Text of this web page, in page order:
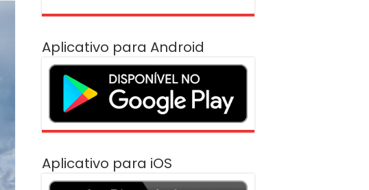
Aplicativo para Android
Aplicativo para iOS